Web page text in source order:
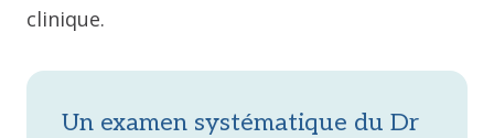
clinique.
Un examen systématique du Dr